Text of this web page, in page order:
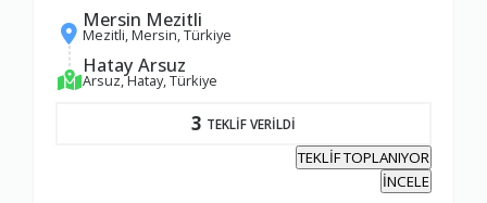
Mersin Mezitli
Mezitli, Mersin, Türkiye
Hatay Arsuz
Arsuz, Hatay, Türkiye
3 TEKLİF VERİLDİ
TEKLİF TOPLANIYOR
İNCELE